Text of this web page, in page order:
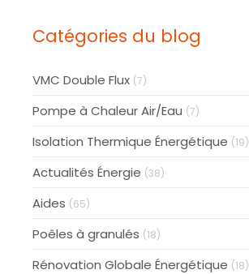
Catégories du blog
VMC Double Flux (7)
Pompe à Chaleur Air/Eau (7)
Isolation Thermique Énergétique (19)
Actualités Énergie (38)
Aides (65)
Poêles à granulés (18)
Rénovation Globale Énergétique (18)